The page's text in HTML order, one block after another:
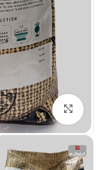
بزرگنمایی